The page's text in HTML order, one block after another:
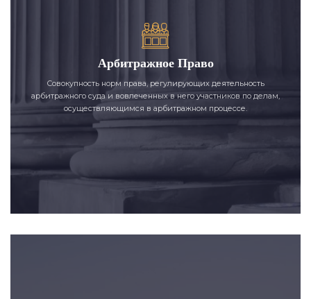
Арбитражное Право
Совокупность норм права, регулирующих деятельность
арбитражного суда и вовлеченных в него участников по делам,
осуществляющимся в арбитражном процессе.